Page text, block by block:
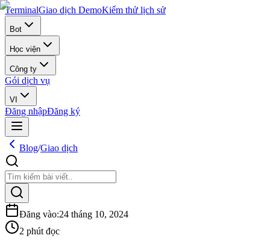
TerminalGiao dịch DemoKiểm thử lịch sử
Bot
Học viện
Công ty
Gói dịch vụ
VI
Đăng nhậpĐăng ký
Blog/Giao dịch
Đăng vào:24 tháng 10, 2024
2 phút đọc